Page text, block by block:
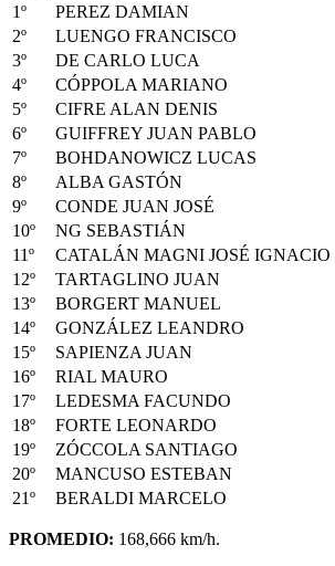
1º
PEREZ DAMIAN
2º
LUENGO FRANCISCO
3º
DE CARLO LUCA
4º
CÓPPOLA MARIANO
5º
CIFRE ALAN DENIS
6º
GUIFFREY JUAN PABLO
7º
BOHDANOWICZ LUCAS
8º
ALBA GASTÓN
9º
CONDE JUAN JOSÉ
10º
NG SEBASTIÁN
11º
CATALÁN MAGNI JOSÉ IGNACIO
12º
TARTAGLINO JUAN
13º
BORGERT MANUEL
14º
GONZÁLEZ LEANDRO
15º
SAPIENZA JUAN
16º
RIAL MAURO
17º
LEDESMA FACUNDO
18º
FORTE LEONARDO
19º
ZÓCCOLA SANTIAGO
20º
MANCUSO ESTEBAN
21º
BERALDI MARCELO
PROMEDIO: 168,666 km/h.